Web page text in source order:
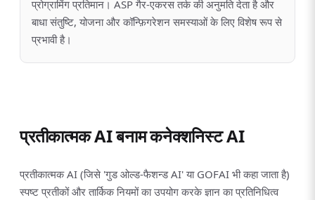
प्रोग्रामिंग प्रतिमान। ASP गैर-एकरस तर्क की अनुमति देता है और
बाधा संतुष्टि, योजना और कॉन्फ़िगरेशन समस्याओं के लिए विशेष रूप से
प्रभावी है।
प्रतीकात्मक AI बनाम कनेक्शनिस्ट AI
प्रतीकात्मक AI (जिसे 'गुड ओल्ड-फैशन्ड AI' या GOFAI भी कहा जाता है)
स्पष्ट प्रतीकों और तार्किक नियमों का उपयोग करके ज्ञान का प्रतिनिधित्व